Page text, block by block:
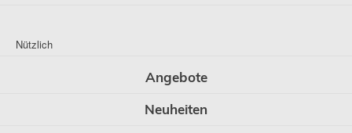
Nützlich
Angebote
Neuheiten